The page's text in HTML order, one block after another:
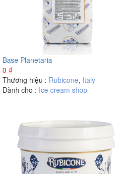
Base Planetaria
0 ₫
Thương hiệu : Rubicone, Italy
Dành cho : Ice cream shop